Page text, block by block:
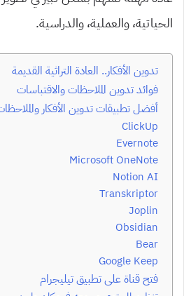
الحياتية، والعملية، والدراسية.
تدوين الأفكار.. العادة التراثية القديمة
فوائد تدوين الملاحظات والاقتباسات
أفضل تطبيقات تدوين الأفكار
ClickUp
Evernote
Microsoft OneNote
Notion AI
Transkriptor
Joplin
Obsidian
Bear
Google Keep
فتح قناة على تطبيق تيليجرام